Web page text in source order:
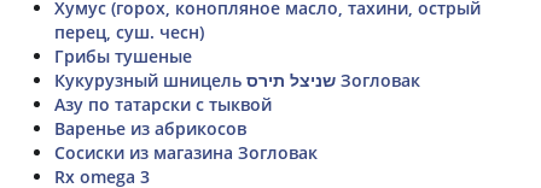
Хумус (горох, конопляное масло, тахини, острый
перец, суш. чесн)
Грибы тушеные
Кукурузный шницель שניצל תירס Зогловак
Азу по татарски с тыквой
Варенье из абрикосов
Сосиски из магазина Зогловак
Rx omega 3